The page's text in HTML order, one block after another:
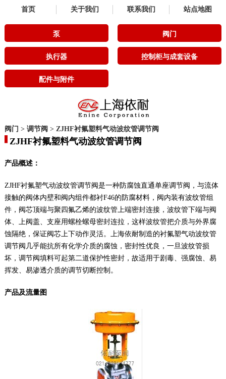
首页 关于我们 联系我们 站点地图
泵 阀门
执行器 控制柜与成套设备
配件与附件
阀门 > 调节阀 > ZJHF衬氟塑料气动波纹管调节阀
ZJHF衬氟塑料气动波纹管调节阀
产品概述：
ZJHF衬氟塑气动波纹管调节阀是一种防腐蚀直通单座调节阀，与流体
接触的阀体内壁和阀内组件都衬F46的防腐材料，阀内装有波纹管组
件，阀芯顶端与聚四氟乙烯的波纹管上端密封连接，波纹管下端与阀
体、上阀盖、支座用螺栓螺母密封连拉，这样波纹管把介质与外界腐
蚀隔绝，保证阀芯上下动作灵活。上海依耐制造的衬氟塑气动波纹管
调节阀几乎能抗所有化学介质的腐蚀，密封性优良，一旦波纹管损
坏，调节阀填料可起第二道保护性密封，故适用于剧毒、强腐蚀、易
挥发、易渗透介质的调节切断控制。
产品及流量图